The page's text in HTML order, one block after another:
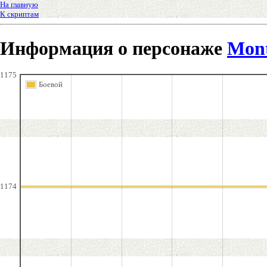
На главную
К скриптам
Информация о персонаже
1174
1175
Боевой